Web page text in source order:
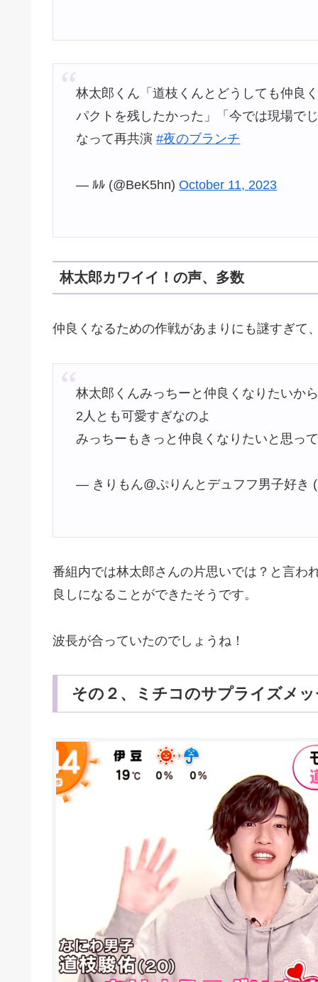
林太郎くん「道枝くんとどうしても仲良
パクトを残したかった」「今では現場で
なって再共演#夜のブランチ
— ﾙﾙ (@BeK5hn)October 11, 2023
林太郎カワイイ！の声、多数
仲良くなるための作戦があまりにも謎すぎて
林太郎くんみっちーと仲良くなりたいか
2人とも可愛すぎなのよ
みっちーもきっと仲良くなりたいと思っ
— きりもん@ぷりんとデュフフ男子好き
番組内では林太郎さんの片思いでは？と言わ
良しになることができたそうです。
波長が合っていたのでしょうね！
その２、ミチコのサプライズメ